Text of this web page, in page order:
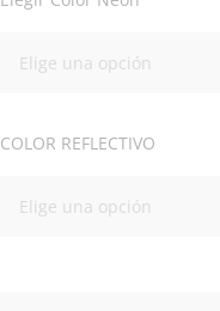
COLOR REFLECTIVO